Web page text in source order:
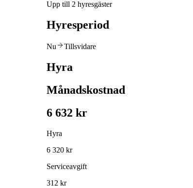
Upp till 2 hyresgäster
Hyresperiod
Nu Tillsvidare
Hyra
Månadskostnad
6 632 kr
Hyra
6 320 kr
Serviceavgift
312 kr